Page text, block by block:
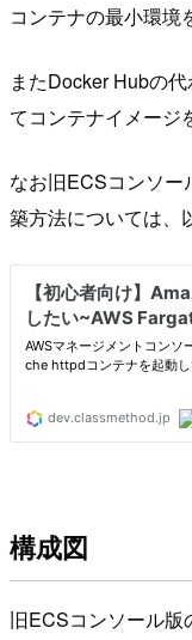
コンテナの最小環境
またDocker Hubの
てコンテナイメージ
なお旧ECSコンソ
築方法については、
構成図
旧ECSコンソール版